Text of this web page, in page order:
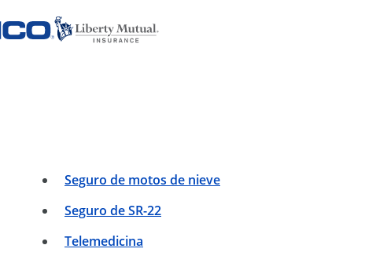
Seguro de motos de nieve
Seguro de SR-22
Telemedicina